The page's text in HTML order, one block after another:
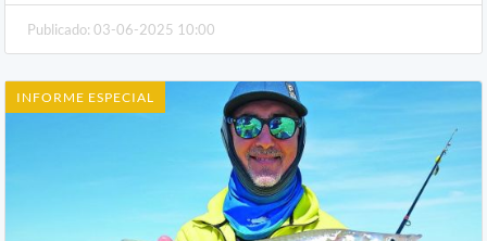
Publicado: 03-06-2025 10:00
INFORME ESPECIAL